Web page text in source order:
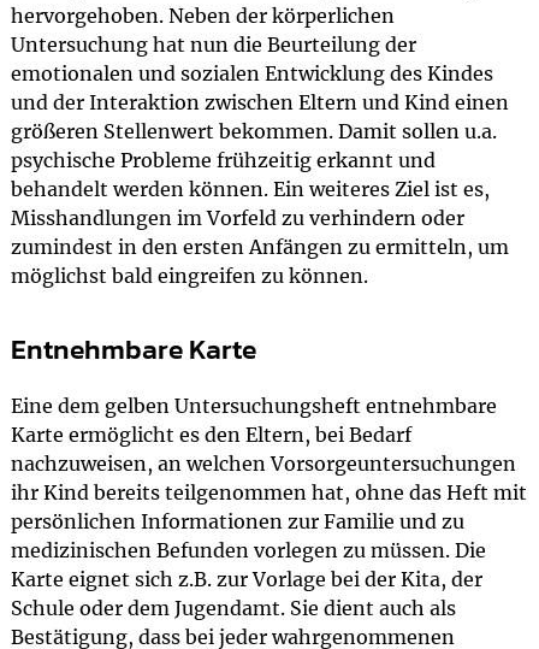
hervorgehoben. Neben der körperlichen
Untersuchung hat nun die Beurteilung der
emotionalen und sozialen Entwicklung des Kindes
und der Interaktion zwischen Eltern und Kind einen
größeren Stellenwert bekommen. Damit sollen u.a.
psychische Probleme frühzeitig erkannt und
behandelt werden können. Ein weiteres Ziel ist es,
Misshandlungen im Vorfeld zu verhindern oder
zumindest in den ersten Anfängen zu ermitteln, um
möglichst bald eingreifen zu können.
Entnehmbare Karte
Eine dem gelben Untersuchungsheft entnehmbare
Karte ermöglicht es den Eltern, bei Bedarf
nachzuweisen, an welchen Vorsorgeuntersuchungen
ihr Kind bereits teilgenommen hat, ohne das Heft mit
persönlichen Informationen zur Familie und zu
medizinischen Befunden vorlegen zu müssen. Die
Karte eignet sich z.B. zur Vorlage bei der Kita, der
Schule oder dem Jugendamt. Sie dient auch als
Bestätigung, dass bei jeder wahrgenommenen